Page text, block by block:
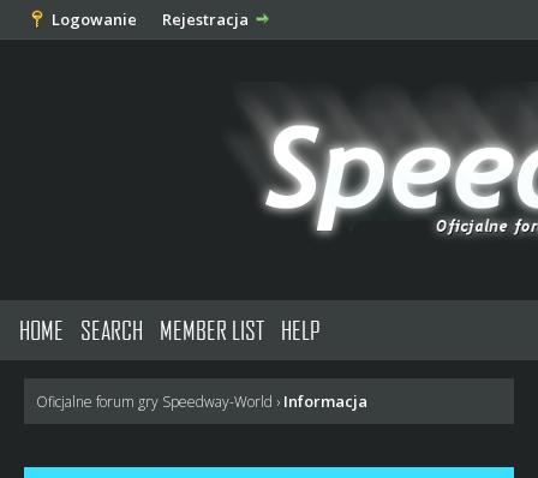
Logowanie Rejestracja
HOME SEARCH MEMBER LIST HELP
Oficjalne forum gry Speedway-World › Informacja